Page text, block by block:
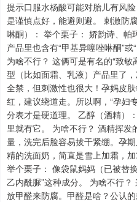
提示口服水杨酸可能对胎儿有风
是谨慎点好，能避则避。 刺激防
啉酮）： 举个栗子： 娇韵诗、帕
产品里也含有“甲基异噻唑啉酮”或
为啥不行？ 这俩可是有名的“致
型（比如面霜、乳液）产品里了
全禁，但刺激性也很大！孕妈皮
红，建议绕道走。所以啊，“孕妇
分表才是硬道理。 乙醇（酒精）
里就有它。 为啥不行？ 酒精挥
量，洗完后脸容易拔干紧绷。孕
精的洗面奶，简直是雪上加霜，
举个栗子： 像袋鼠妈妈（已被替
乙内酰脲”这种成分。 为啥不行
放甲醛来防腐。甲醛是啥？公认